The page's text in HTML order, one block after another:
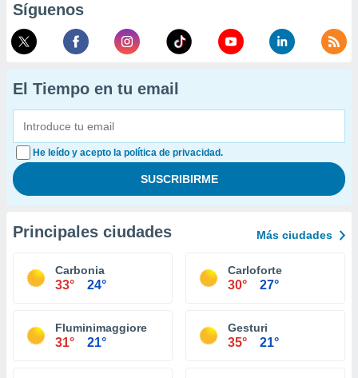
Síguenos
El Tiempo en tu email
He leído y acepto la política de privacidad.
Principales ciudades Más ciudades
Carbonia
33° 24°
Carloforte
30° 27°
Fluminimaggiore
31° 21°
Gesturi
35° 21°